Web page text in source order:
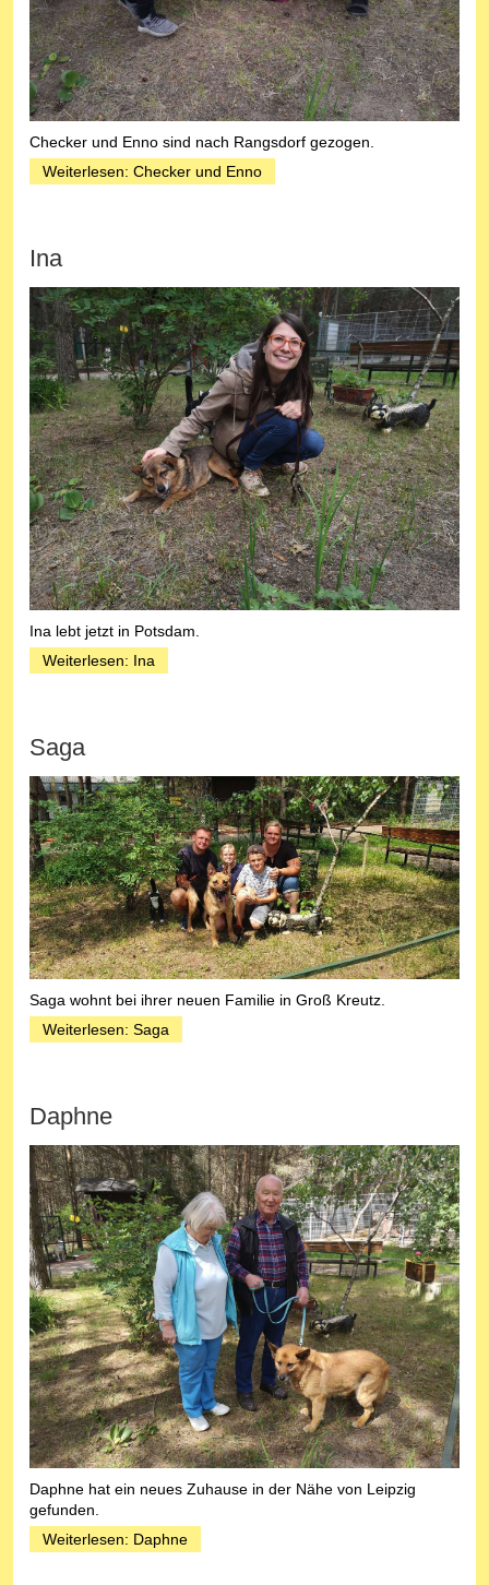
Checker und Enno sind nach Rangsdorf gezogen.
Weiterlesen: Checker und Enno
Ina
Ina lebt jetzt in Potsdam.
Weiterlesen: Ina
Saga
Saga wohnt bei ihrer neuen Familie in Groß Kreutz.
Weiterlesen: Saga
Daphne
Daphne hat ein neues Zuhause in der Nähe von Leipzig
gefunden.
Weiterlesen: Daphne